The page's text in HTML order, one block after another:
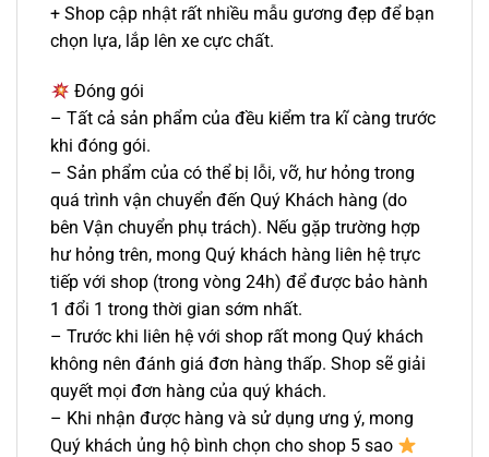
+ Shop cập nhật rất nhiều mẫu gương đẹp để bạn
chọn lựa, lắp lên xe cực chất.
Đóng gói
– Tất cả sản phẩm của đều kiểm tra kĩ càng trước
khi đóng gói.
– Sản phẩm của có thể bị lỗi, vỡ, hư hỏng trong
quá trình vận chuyển đến Quý Khách hàng (do
bên Vận chuyển phụ trách). Nếu gặp trường hợp
hư hỏng trên, mong Quý khách hàng liên hệ trực
tiếp với shop (trong vòng 24h) để được bảo hành
1 đổi 1 trong thời gian sớm nhất.
– Trước khi liên hệ với shop rất mong Quý khách
không nên đánh giá đơn hàng thấp. Shop sẽ giải
quyết mọi đơn hàng của quý khách.
– Khi nhận được hàng và sử dụng ưng ý, mong
Quý khách ủng hộ bình chọn cho shop 5 sao